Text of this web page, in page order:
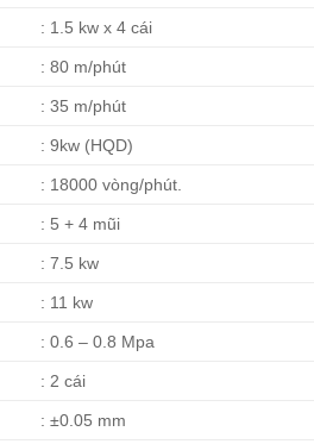
: 1.5 kw x 4 cái
: 80 m/phút
: 35 m/phút
: 9kw (HQD)
: 18000 vòng/phút.
: 5 + 4 mũi
: 7.5 kw
: 11 kw
: 0.6 – 0.8 Mpa
: 2 cái
: ±0.05 mm